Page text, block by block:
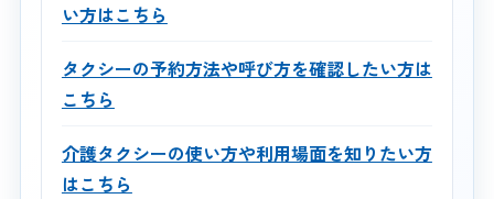
い方はこちら
タクシーの予約方法や呼び方を確認したい方は
こちら
介護タクシーの使い方や利用場面を知りたい方
はこちら